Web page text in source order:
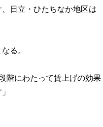
日立・ひたちなか地区は
る。
階にわたって賃上げの効果